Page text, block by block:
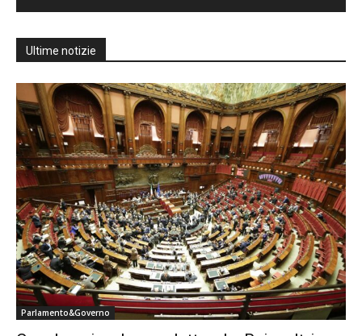
Ultime notizie
Parlamento&Governo